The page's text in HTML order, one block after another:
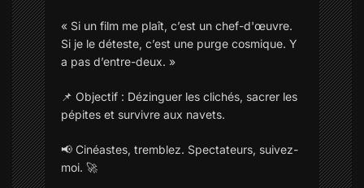
t
i
c
l
e
« Si un film me plaît, c’est un chef-d'œuvre.
Si je le déteste, c’est une purge cosmique. Y
a pas d’entre-deux. »
📌 Objectif : Dézinguer les clichés, sacrer les
pépites et survivre aux navets.
📢 Cinéastes, tremblez. Spectateurs, suivez-
moi. 🚀